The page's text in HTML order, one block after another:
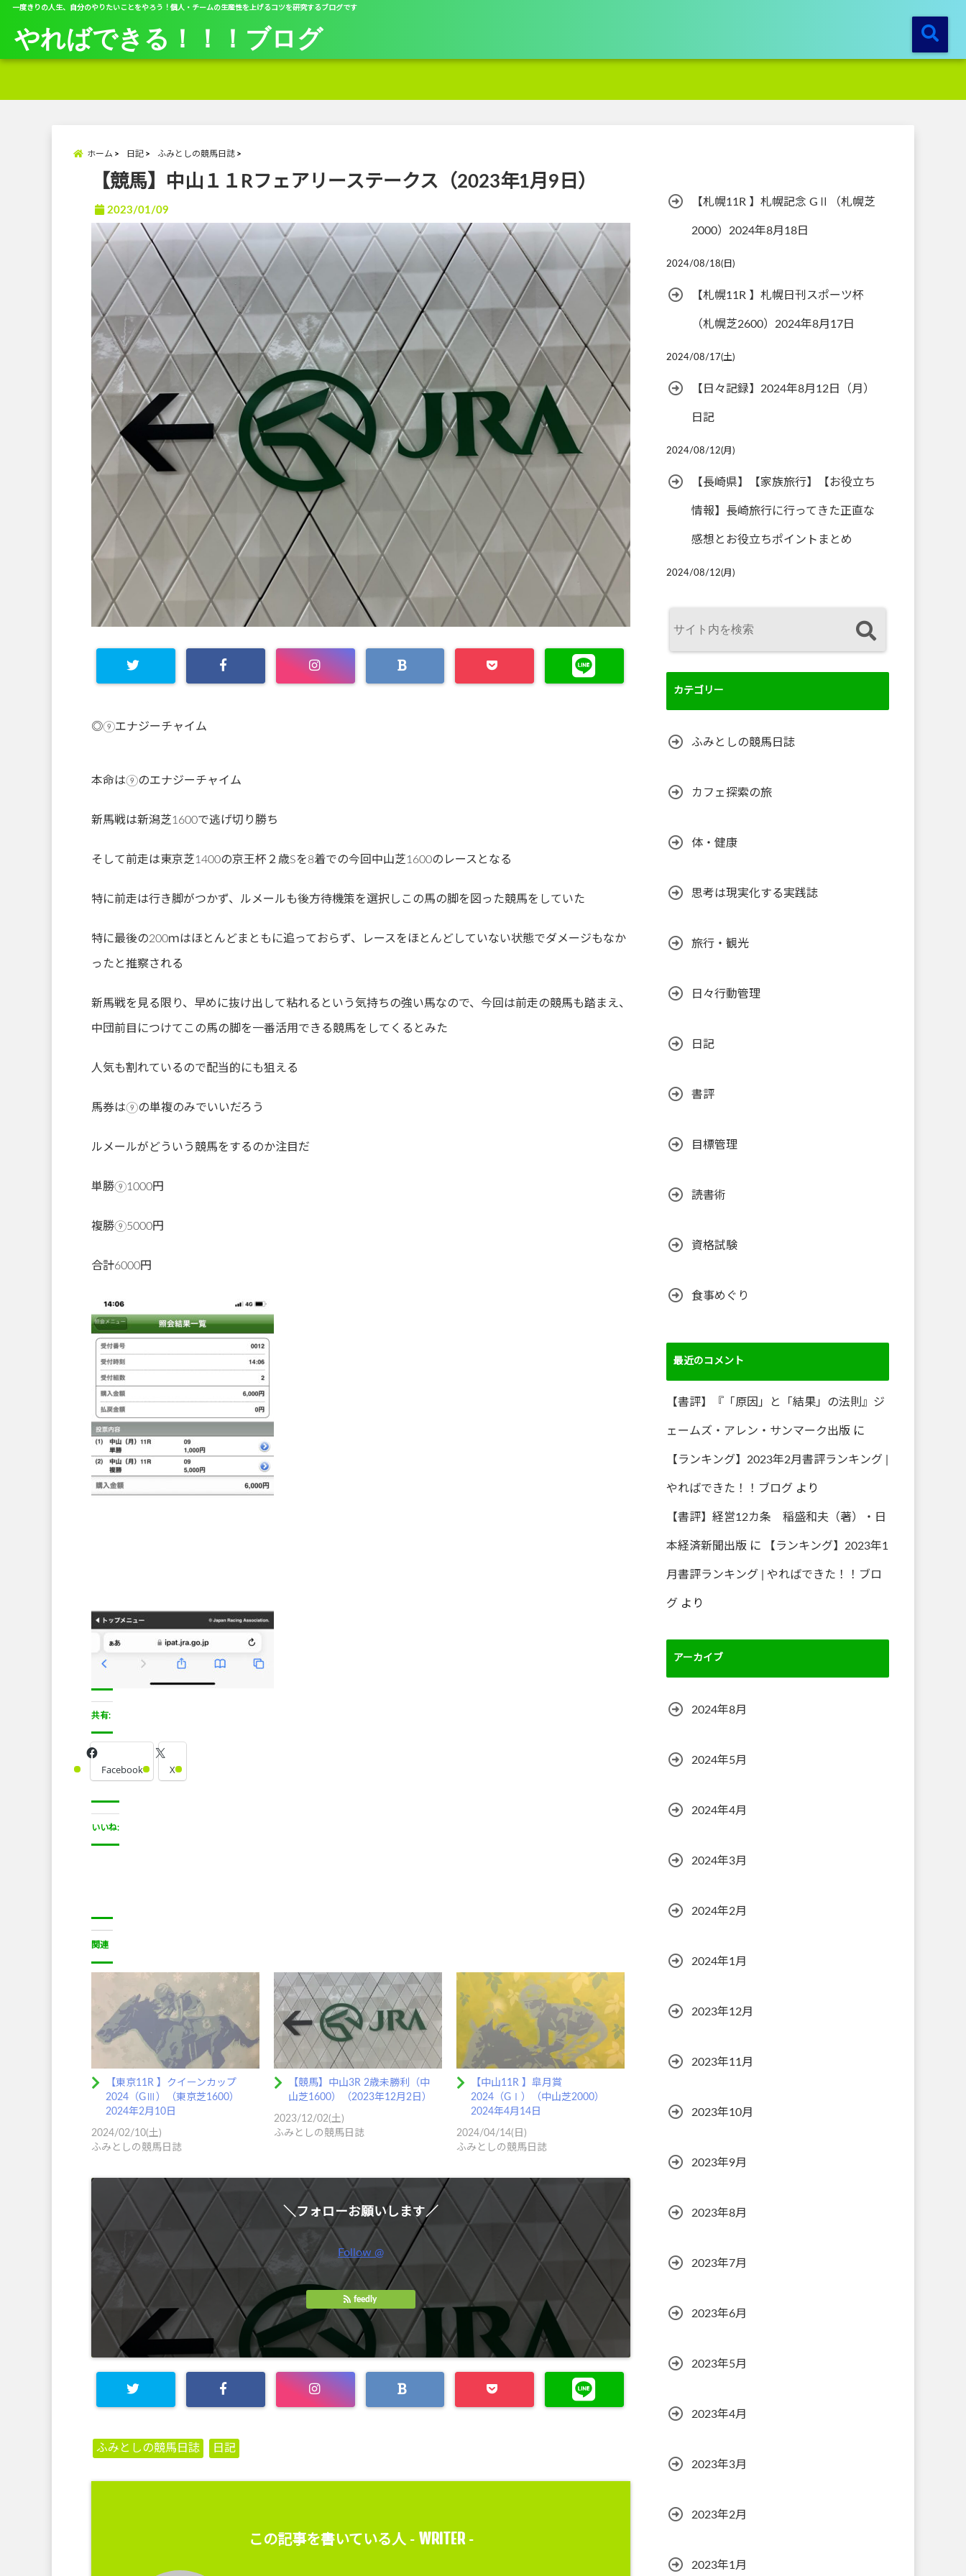
一度きりの人生、自分のやりたいことをやろう！個人・チームの生産性を上げるコツを研究するブログです
やればできる！！！ブログ
ホーム 日記 ふみとしの競馬日誌
【競馬】中山１１Rフェアリーステークス（2023年1月9日）
2023/01/09
◎⑨エナジーチャイム
本命は⑨のエナジーチャイム
新馬戦は新潟芝1600で逃げ切り勝ち
そして前走は東京芝1400の京王杯２歳Sを8着での今回中山芝1600のレースとなる
特に前走は行き脚がつかず、ルメールも後方待機策を選択しこの馬の脚を図った競馬をしていた
特に最後の200ｍはほとんどまともに追っておらず、レースをほとんどしていない状態でダメージもなか
ったと推察される
新馬戦を見る限り、早めに抜け出して粘れるという気持ちの強い馬なので、今回は前走の競馬も踏まえ、
中団前目につけてこの馬の脚を一番活用できる競馬をしてくるとみた
人気も割れているので配当的にも狙える
馬券は⑨の単複のみでいいだろう
ルメールがどういう競馬をするのか注目だ
単勝⑨1000円
複勝⑨5000円
合計6000円
共有:
Facebook X
いいね:
関連
【東京11R 】クイーンカップ
2024（GⅢ）（東京芝1600）
2024年2月10日
2024/02/10(土)
ふみとしの競馬日誌
【競馬】中山3R 2歳未勝利（中
山芝1600）（2023年12月2日）
2023/12/02(土)
ふみとしの競馬日誌
【中山11R 】皐月賞
2024（GⅠ）（中山芝2000）
2024年4月14日
2024/04/14(日)
ふみとしの競馬日誌
＼フォローお願いします／
Follow @
feedly
ふみとしの競馬日誌 日記
この記事を書いている人 - WRITER-
【札幌11R 】札幌記念 GⅡ（札幌芝
2000）2024年8月18日
2024/08/18(日)
【札幌11R 】札幌日刊スポーツ杯
（札幌芝2600）2024年8月17日
2024/08/17(土)
【日々記録】2024年8月12日（月）
日記
2024/08/12(月)
【長崎県】【家族旅行】【お役立ち
情報】長崎旅行に行ってきた正直な
感想とお役立ちポイントまとめ
2024/08/12(月)
カテゴリー
ふみとしの競馬日誌
カフェ探索の旅
体・健康
思考は現実化する実践誌
旅行・観光
日々行動管理
日記
書評
目標管理
読書術
資格試験
食事めぐり
最近のコメント
【書評】『「原因」と「結果」の法則』ジ
ェームズ・アレン・サンマーク出版 に
【ランキング】2023年2月書評ランキング |
やればできた！！ブログ より
【書評】経営12カ条 稲盛和夫（著）・日
本経済新聞出版 に 【ランキング】2023年1
月書評ランキング | やればできた！！ブロ
グ より
アーカイブ
2024年8月
2024年5月
2024年4月
2024年3月
2024年2月
2024年1月
2023年12月
2023年11月
2023年10月
2023年9月
2023年8月
2023年7月
2023年6月
2023年5月
2023年4月
2023年3月
2023年2月
2023年1月